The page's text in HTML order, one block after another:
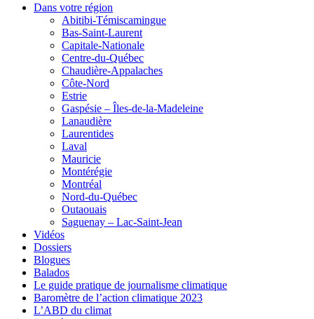
Dans votre région
Abitibi-Témiscamingue
Bas-Saint-Laurent
Capitale-Nationale
Centre-du-Québec
Chaudière-Appalaches
Côte-Nord
Estrie
Gaspésie – Îles-de-la-Madeleine
Lanaudière
Laurentides
Laval
Mauricie
Montérégie
Montréal
Nord-du-Québec
Outaouais
Saguenay – Lac-Saint-Jean
Vidéos
Dossiers
Blogues
Balados
Le guide pratique de journalisme climatique
Baromètre de l’action climatique 2023
L’ABD du climat